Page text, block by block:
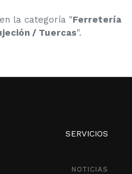
la categoría "Ferretería
/ Tuercas".
SERVICIOS
NOTICIAS